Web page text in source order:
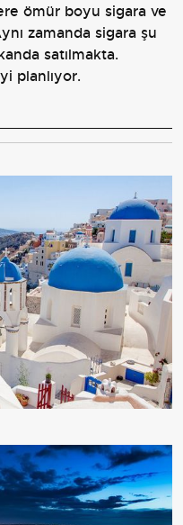
ömür boyu sigara ve
zamanda sigara şu
satılmakta.
planlıyor.